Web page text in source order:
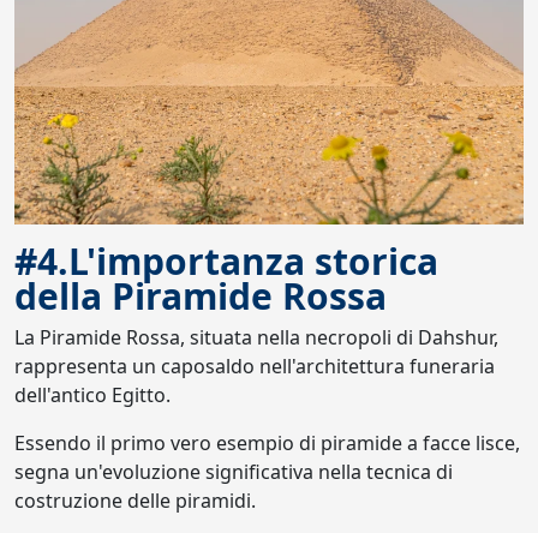
#4.L'importanza storica
della Piramide Rossa
La Piramide Rossa, situata nella necropoli di Dahshur,
rappresenta un caposaldo nell'architettura funeraria
dell'antico Egitto.
Essendo il primo vero esempio di piramide a facce lisce,
segna un'evoluzione significativa nella tecnica di
costruzione delle piramidi.